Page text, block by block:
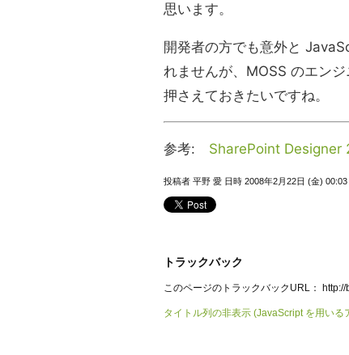
思います。
開発者の方でも意外と
れませんが、MOSS のエン
押さえておきたいですね。
参考: SharePoint Designer
投稿者 平野 愛 日時 2008年2月22日 (金) 00:03
トラックバック
このページのトラックバックURL：
タイトル列の非表示 (JavaScript を用いる